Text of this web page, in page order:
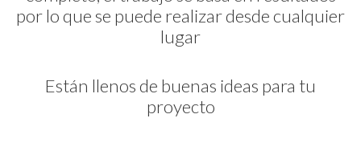
por lo que se puede realizar desde cualquier
lugar
Están llenos de buenas ideas para tu
proyecto